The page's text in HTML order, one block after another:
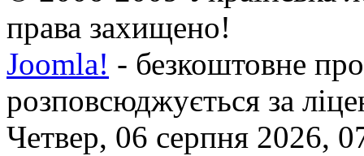
права захищено!
Joomla! - безкоштовне
розповсюджується за
Четвер, 06 серпня 2026,